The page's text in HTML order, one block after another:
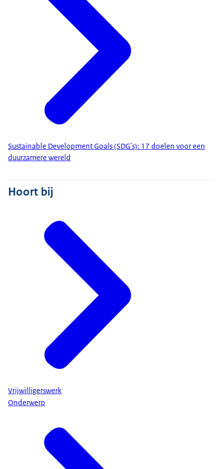
Sustainable Development Goals (SDG's): 17 doelen voor een
duurzamere wereld
Hoort bij
Vrijwilligerswerk
Onderwerp